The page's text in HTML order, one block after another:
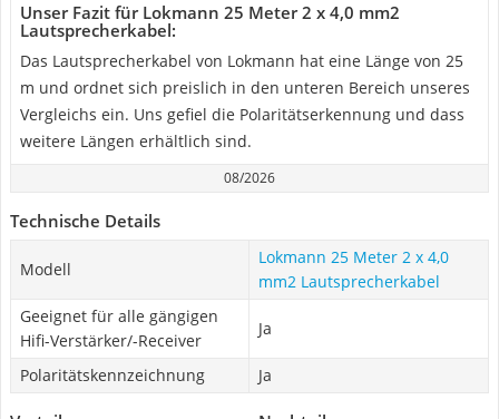
Unser Fazit für Lokmann 25 Meter 2 x 4,0 mm2
Lautsprecherkabel:
Das Lautsprecherkabel von Lokmann hat eine Länge von 25
m und ordnet sich preislich in den unteren Bereich unseres
Vergleichs ein. Uns gefiel die Polaritätserkennung und dass
weitere Längen erhältlich sind.
08/2026
Technische Details
Modell
Lokmann 25 Meter 2 x 4,0
mm2 Lautsprecherkabel
Geeignet für alle gängigen
Hifi-Verstärker/-Receiver
Ja
Polaritätskennzeichnung Ja